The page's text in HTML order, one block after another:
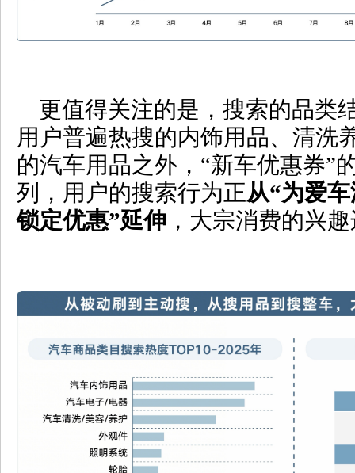
更值得关注的是，搜索的品类
用户普遍热搜的内饰用品、清洗
的汽车用品之外，“新车优惠券”
列，用户的搜索行为正从“为爱
锁定优惠”延伸 ，大宗消费的兴